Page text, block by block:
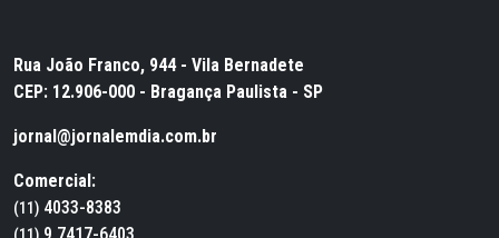
Rua João Franco, 944 - Vila Bernadete
CEP: 12.906-000 - Bragança Paulista - SP
jornal@jornalemdia.com.br
Comercial:
(11) 4033-8383
(11)